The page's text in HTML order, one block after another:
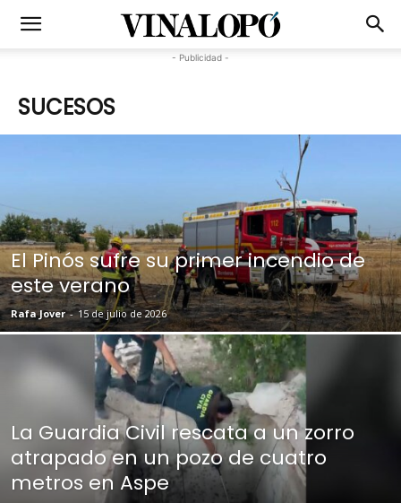
- Publicidad -
SUCESOS
El Pinós sufre su primer incendio de
este verano
Rafa Jover - 15 de julio de 2026
La Guardia Civil rescata a un zorro
atrapado en un pozo de cuatro
metros en Aspe